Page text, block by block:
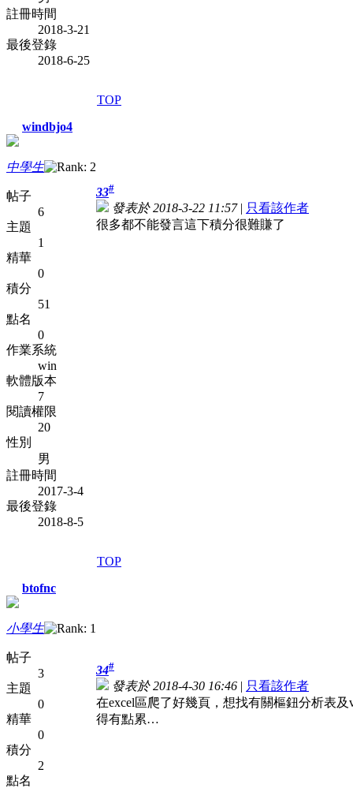
註冊時間
2018-3-21
最後登錄
2018-6-25
TOP
windbjo4
中學生
帖子
6
主題
1
精華
0
積分
51
點名
0
作業系統
win
軟體版本
7
閱讀權限
20
性別
男
註冊時間
2017-3-4
最後登錄
2018-8-5
33#
發表於 2018-3-22 11:57| 只看該作者
很多都不能發言這下積分很難賺了
TOP
btofnc
小學生
帖子
3
主題
0
精華
0
積分
2
點名
34#
發表於 2018-4-30 16:46 | 只看該作者
在excel區爬了好幾頁，想找有關樞鈕分析表
得有點累…